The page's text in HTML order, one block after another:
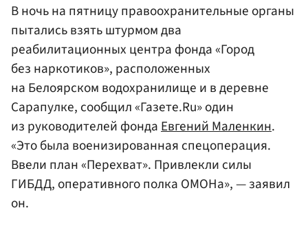
В ночь на пятницу правоохранительные органы
пытались взять штурмом два
реабилитационных центра фонда «Город
без наркотиков», расположенных
на Белоярском водохранилище и в деревне
Сарапулке, сообщил «Газете.Ru» один
из руководителей фонда Евгений Маленкин.
«Это была военизированная спецоперация.
Ввели план «Перехват». Привлекли силы
ГИБДД, оперативного полка ОМОНа», — заявил
он.